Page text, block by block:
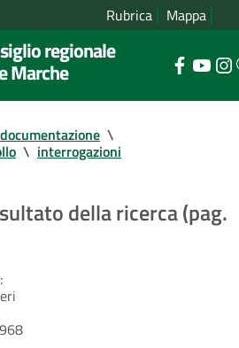
Rubrica Mappa
regionale
Marche
\
\ interrogazioni
della ricerca (pag.